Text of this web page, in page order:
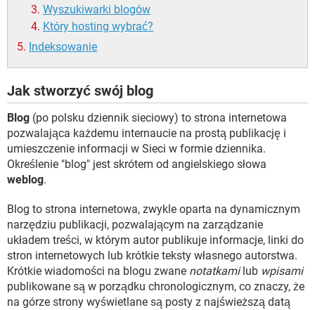
Wyszukiwarki blogów
Który hosting wybrać?
Indeksowanie
Jak stworzyć swój blog
Blog (po polsku dziennik sieciowy) to strona internetowa
pozwalająca każdemu internaucie na prostą publikację i
umieszczenie informacji w Sieci w formie dziennika.
Określenie "blog" jest skrótem od angielskiego słowa
weblog.
Blog to strona internetowa, zwykle oparta na dynamicznym
narzędziu publikacji, pozwalającym na zarządzanie
układem treści, w którym autor publikuje informacje, linki do
stron internetowych lub krótkie teksty własnego autorstwa.
Krótkie wiadomości na blogu zwane notatkamilub wpisami
publikowane są w porządku chronologicznym, co znaczy, że
na górze strony wyświetlane są posty z najświeższą datą